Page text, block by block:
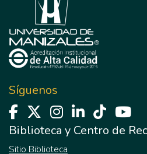
la ejecución de la
impedido que los
posibilidad de
construcción
ambientales, etc.
inconformidades
Síguenos
Biblioteca y Centro de
Sitio Biblioteca